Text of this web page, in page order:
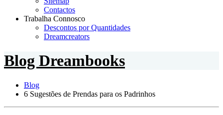
Contactos
Trabalha Connosco
Descontos por Quantidades
Dreamcreators
Blog Dreambooks
Blog
6 Sugestões de Prendas para os Padrinhos